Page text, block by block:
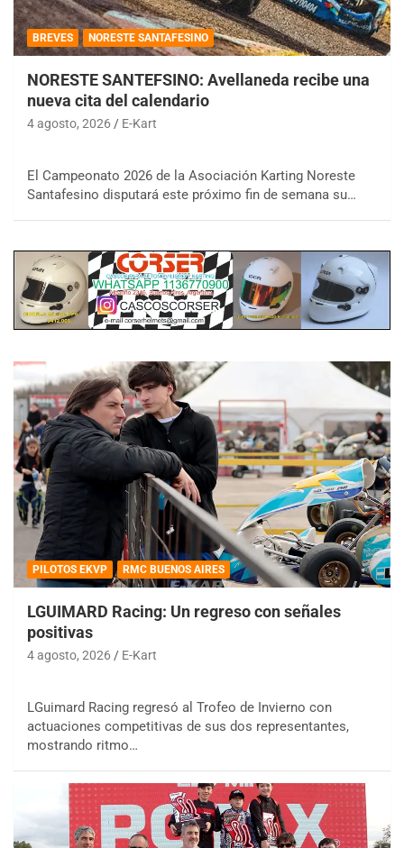
BREVES NORESTE SANTAFESINO
NORESTE SANTEFSINO: Avellaneda recibe una
nueva cita del calendario
4 agosto, 2026 E-Kart
El Campeonato 2026 de la Asociación Karting Noreste
Santafesino disputará este próximo fin de semana su…
PILOTOS EKVP RMC BUENOS AIRES
LGUIMARD Racing: Un regreso con señales
positivas
4 agosto, 2026 E-Kart
LGuimard Racing regresó al Trofeo de Invierno con
actuaciones competitivas de sus dos representantes,
mostrando ritmo…